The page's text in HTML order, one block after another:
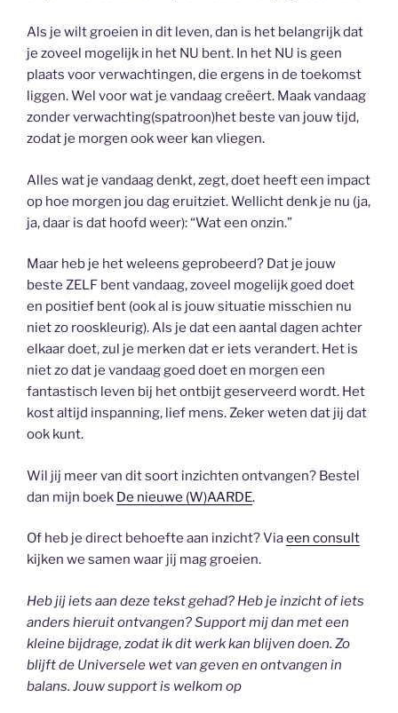
Als je wilt groeien in dit leven, dan is het belangrijk dat
je zoveel mogelijk in het NU bent. In het NU is geen
plaats voor verwachtingen, die ergens in de toekomst
liggen. Wel voor wat je vandaag creëert. Maak vandaag
zonder verwachting(spatroon)het beste van jouw tijd,
zodat je morgen ook weer kan vliegen.
Alles wat je vandaag denkt, zegt, doet heeft een impact
op hoe morgen jou dag eruitziet. Wellicht denk je nu (ja,
ja, daar is dat hoofd weer): “Wat een onzin.”
Maar heb je het weleens geprobeerd? Dat je jouw
beste ZELF bent vandaag, zoveel mogelijk goed doet
en positief bent (ook al is jouw situatie misschien nu
niet zo rooskleurig). Als je dat een aantal dagen achter
elkaar doet, zul je merken dat er iets verandert. Het is
niet zo dat je vandaag goed doet en morgen een
fantastisch leven bij het ontbijt geserveerd wordt. Het
kost altijd inspanning, lief mens. Zeker weten dat jij dat
ook kunt.
Wil jij meer van dit soort inzichten ontvangen? Bestel
dan mijn boek De nieuwe (W)AARDE.
Of heb je direct behoefte aan inzicht? Viaeen consult
kijken we samen waar jij mag groeien.
Heb jij iets aan deze tekst gehad? Heb je inzicht of iets
anders hieruit ontvangen? Support mij dan met een
kleine bijdrage, zodat ik dit werk kan blijven doen. Zo
blijft de Universele wet van geven en ontvangen in
balans. Jouw support is welkom op